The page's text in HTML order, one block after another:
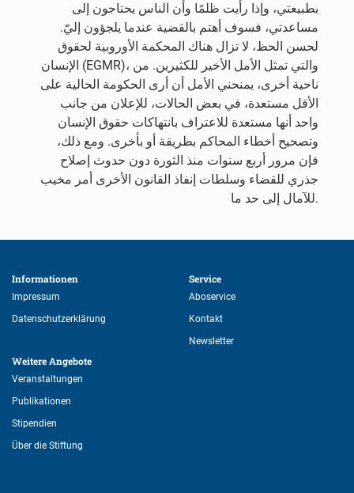
بطبيعتي، وإذا رأيت ظلمًا وأن الناس يحتاجون إلى
مساعدتي، فسوف أهتم بالقضية عندما يلجؤون إليّ.
لحسن الحظ، لا تزال هناك المحكمة الأوروبية لحقوق
الإنسان (EGMR)، والتي تمثل الأمل الأخير للكثيرين. من
ناحية أخرى، يمنحني الأمل أن أرى الحكومة الحالية على
الأقل مستعدة، في بعض الحالات، للإعلان من جانب
واحد أنها مستعدة للاعتراف بانتهاكات حقوق الإنسان
وتصحيح أخطاء المحاكم بطريقة أو بأخرى. ومع ذلك،
فإن مرور أربع سنوات منذ الثورة دون حدوث إصلاح
جذري للقضاء وسلطات إنفاذ القانون الأخرى أمر مخيب
للآمال إلى حد ما.
Informationen
Impressum
Datenschutzerklärung
Weitere Angebote
Veranstaltungen
Publikationen
Stipendien
Über die Stiftung
Service
Aboservice
Kontakt
Newsletter